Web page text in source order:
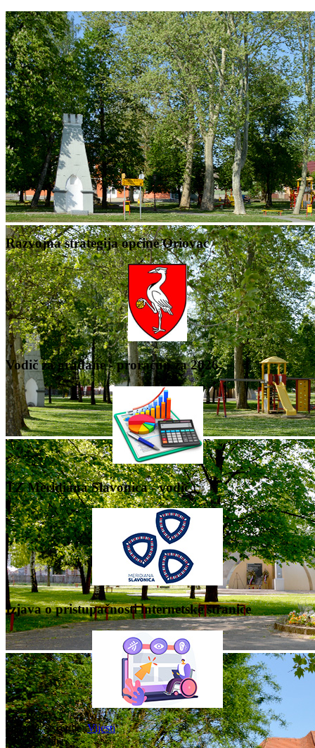
Razvojna strategija općine Oriovac
Vodič za građane - proračun za 2026.
TZ Meridiana Slavonica - vodič
Izjava o pristupačnosti internetske stranice
Nalazite se ovdje:Vijesti
2021. godina